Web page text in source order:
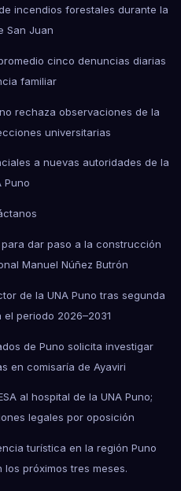
incendios forestales durante la
San Juan
cinco denuncias diarias
familiar
rechaza observaciones de la
universitarias
a nuevas autoridades de la
Puno
dar paso a la construcción
Manuel Núñez Butrón
de la UNA Puno tras segunda
periodo 2026–2031
de Puno solicita investigar
en comisaría de Ayaviri
al hospital de la UNA Puno;
legales por oposición
turística en la región Puno
próximos tres meses.